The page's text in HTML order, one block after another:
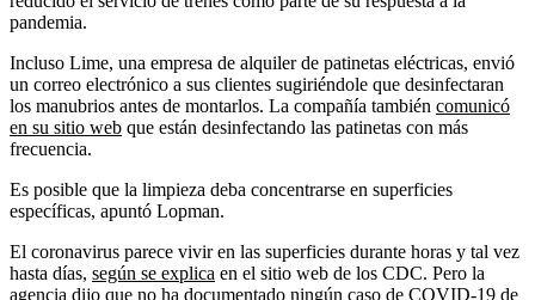
pandemia.
Incluso Lime, una empresa de alquiler de patinetas eléctricas, envió
un correo electrónico a sus clientes sugiriéndole que desinfectaran
los manubrios antes de montarlos. La compañía también comunicó
en su sitio web que están desinfectando las patinetas con más
frecuencia.
Es posible que la limpieza deba concentrarse en superficies
específicas, apuntó Lopman.
El coronavirus parece vivir en las superficies durante horas y tal vez
hasta días, según se explica en el sitio web de los CDC. Pero la
agencia dijo que no ha documentado ningún caso de COVID-19 de